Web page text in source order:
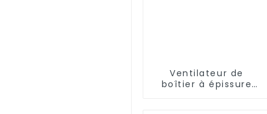
Ventilateur de
boîtier à épissure